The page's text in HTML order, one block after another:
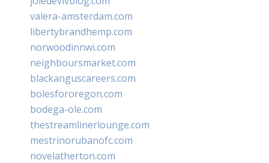
valera-amsterdam.com
libertybrandhemp.com
norwoodinnwi.com
neighboursmarket.com
blackanguscareers.com
bolesfororegon.com
bodega-ole.com
thestreamlinerlounge.com
mestrinorubanofc.com
novelatherton.com